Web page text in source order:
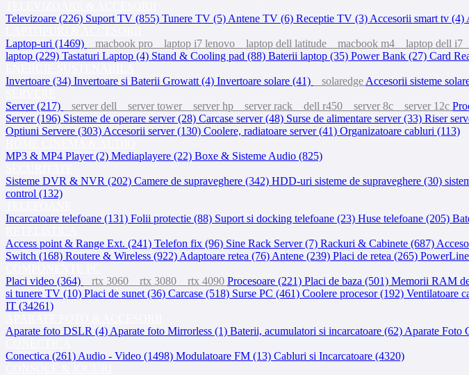
Televizoare (226) Suport TV (855) Tunere TV (5) Antene TV (6) Receptie TV (3) Accesorii smart tv (4)
Laptop-uri (1469)
macbook pro laptop i7 lenovo laptop dell latitude macbook m4 laptop dell i7
laptop (229) Tastaturi Laptop (4) Stand & Cooling pad (88) Baterii laptop (35) Power Bank (27) Card
Invertoare (34) Invertoare si Baterii Growatt (4) Invertoare solare (41) solaredge Accesorii sisteme
Server (217)
server dell server tower server hp server rack dell r450 server 8c server 12c
Server (196) Sisteme de operare server (28) Carcase server (48) Surse de alimentare server (33) Riser
Optiuni Servere (303) Accesorii server (130) Coolere, radiatoare server (41) Organizatoare cabluri (113)
MP3 & MP4 Player (2) Mediaplayere (22) Boxe & Sisteme Audio (825)
Sisteme DVR & NVR (202) Camere de supraveghere (342) HDD-uri sisteme de supraveghere (30)
control (132)
Incarcatoare telefoane (131) Folii protectie (88) Suport si docking telefoane (23) Huse telefoane (205)
Access point & Range Ext. (241) Telefon fix (96) Sine Rack Server (7) Rackuri & Cabinete (687)
Switch (168) Routere & Wireless (922) Adaptoare retea (76) Antene (239) Placi de retea (265)
Placi video (364)
rtx 3060 rtx 3080 rtx 4090 Procesoare (221) Placi de baza (501) Memorii RAM
si tunere TV (10) Placi de sunet (36) Carcase (518) Surse PC (461) Coolere procesor (192) Ventilatoare
IT (34261)
Aparate foto DSLR (4) Aparate foto Mirrorless (1) Baterii, acumulatori si incarcatoare (62) Aparate Foto
Conectica (261) Audio - Video (1498) Modulatoare FM (13) Cabluri si Incarcatoare (4320)